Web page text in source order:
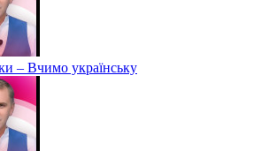
– Вчимо українську